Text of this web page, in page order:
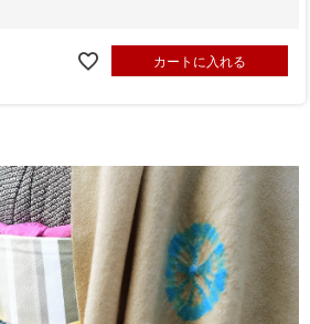
カートに入れる